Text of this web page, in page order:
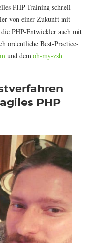
PHP-Training schnell
von einer Zukunft mit
die PHP-Entwickler auch mit
ordentliche Best-Practice-
und dem oh-my-zsh
PHP